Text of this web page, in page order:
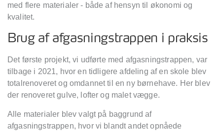
med flere materialer - både af hensyn til økonomi og
kvalitet.
Brug af afgasningstrappen i praksis
Det første projekt, vi udførte med afgasningstrappen, var
tilbage i 2021, hvor en tidligere afdeling af en skole blev
totalrenoveret og omdannet til en ny børnehave. Her blev
der renoveret gulve, lofter og malet vægge.
Alle materialer blev valgt på baggrund af
afgasningstrappen, hvor vi blandt andet opnåede